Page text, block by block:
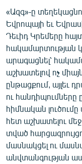
«Ազգ»-ը
Եվրոպայի եւ
Դեւիդ Կրեմերը
հակամարտության
արագացնել՝
աշխատելով ոչ
ընթացքում, այլեւ
ու հանդիպումները
հիմնական
հետ աշխատելու մեջ
տված
մասնակցել ու
անվտանգության